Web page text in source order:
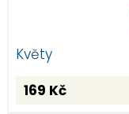
Květy
169 Kč